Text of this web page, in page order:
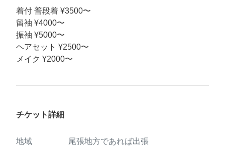
着付 普段着 ¥3500〜
留袖 ¥4000〜
振袖 ¥5000〜
ヘアセット ¥2500〜
メイク ¥2000〜
チケット詳細
地域
尾張地方であれば出張